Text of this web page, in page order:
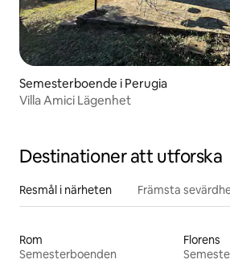
Semesterboende i Perugia
Villa Amici Lägenhet
Destinationer att utforska
Resmål i närheten Främsta
Rom
Semesterboenden
Florens